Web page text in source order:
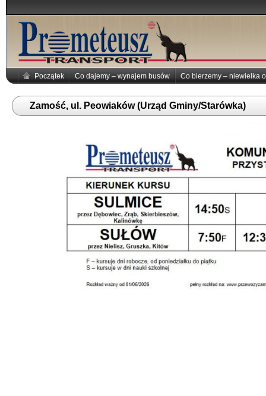
Początek Co dajemy – wynajem busów Co bierzemy – niewielka
Zamość, ul. Peowiaków (Urząd Gminy/Starówka)